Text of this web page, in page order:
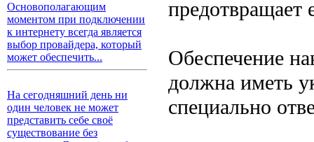
Основополагающим
моментом при подключении
к интернету всегда является
выбор провайдера, который
может обеспечить...
На сегодняшний день ни
один человек не может
представить себе своё
существование без
предотвращает
Обеспечение
должна иметь
специально